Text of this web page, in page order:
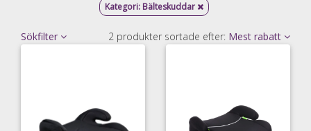
Kategori: Bälteskuddar
Sökfilter 2 produkter sortade efter: Mest rabatt